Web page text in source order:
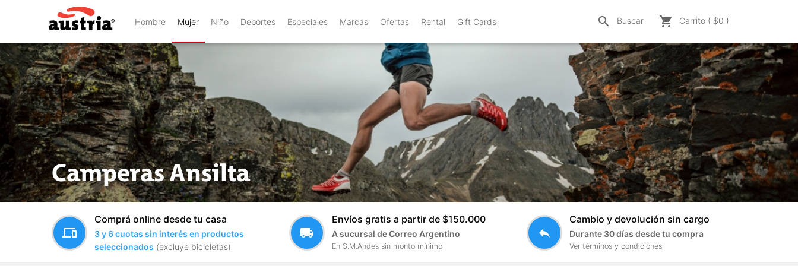
Hombre Mujer Niño Deportes Especiales Marcas Ofertas Rental Gift Cards search Buscar shopping_cart Carrito ( $0 )
Camperas Ansilta
devices
Comprá online desde tu casa
3 y 6 cuotas sin interés en productos
seleccionados (excluye bicicletas)
local_shipping
Envíos gratis a partir de $150.000
A sucursal de Correo Argentino
En S.M.Andes sin monto mínimo
reply
Cambio y devolución sin cargo
Durante 30 días desde tu compra
Ver términos y condiciones